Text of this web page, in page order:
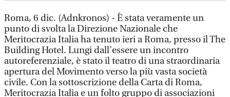
Roma, 6 dic. (Adnkronos) - È stata veramente un
punto di svolta la Direzione Nazionale che
Meritocrazia Italia ha tenuto ieri a Roma, presso il The
Building Hotel. Lungi dall’essere un incontro
autoreferenziale, è stato il teatro di una straordinaria
apertura del Movimento verso la più vasta società
civile. Con la sottoscrizione della Carta di Roma,
Meritocrazia Italia e un folto gruppo di associazioni